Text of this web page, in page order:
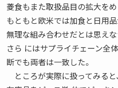
菱食もまた取扱品目の拡大を
もともと欧米では加食と日用
無理な組み合わせだとは思え
さら にはサプライチェーン全
断でも両者は一致した。
ところが実際に扱ってみる